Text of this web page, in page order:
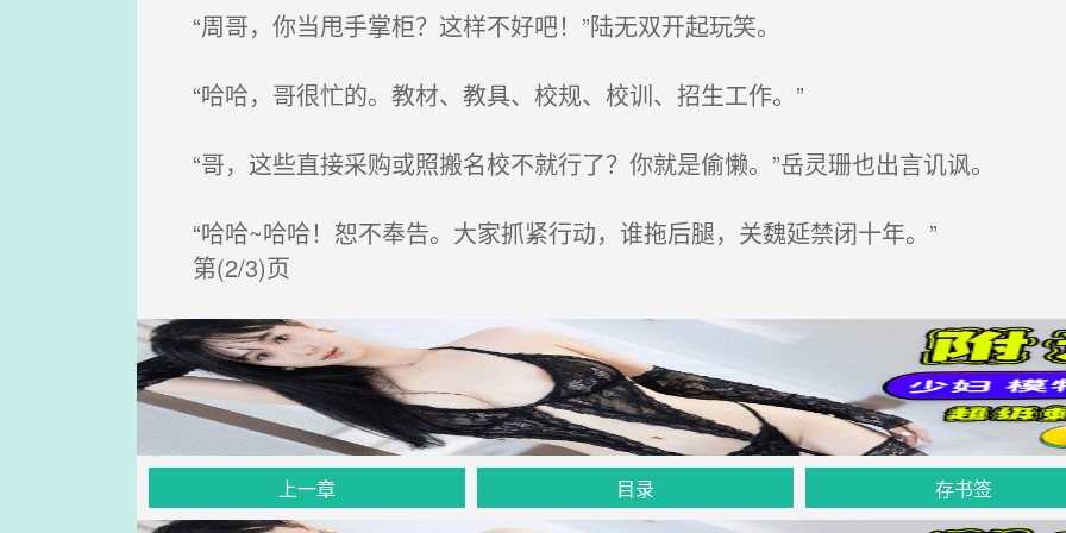
“周哥，你当甩手掌柜？这样不好吧！”陆无双开起玩笑。
“哈哈，哥很忙的。教材、教具、校规、校训、招生工作。”
“哥，这些直接采购或照搬名校不就行了？你就是偷懒。”岳灵珊也出言讥讽。
“哈哈~哈哈！恕不奉告。大家抓紧行动，谁拖后腿，关魏延禁闭十年。”
第(2/3)页
上一章 目录 存书签